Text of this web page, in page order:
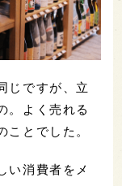
じですが、立
。よく売れる
ことでした。
い消費者をメ